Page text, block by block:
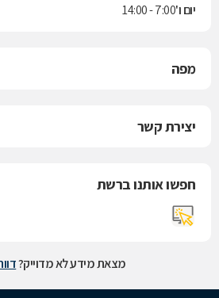
יום ו'7:00 - 14:00
מפה
יצירת קשר
חפשו אותנו ברשת
מצאת מידע לא מדוייק?